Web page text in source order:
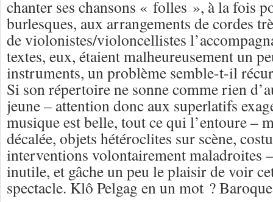
chanter ses chansons « folles », à la fois
burlesques, aux arrangements de cordes
de violonistes/violoncellistes
textes, eux, étaient malheureusement un
instruments, un problème semble-t-il
Si son répertoire ne sonne comme rien
jeune – attention donc aux superlatifs
musique est belle, tout ce qui l’entoure –
décalée, objets hétéroclites sur scène,
interventions volontairement maladroites
inutile, et gâche un peu le plaisir de voir
spectacle. Klô Pelgag en un mot ?